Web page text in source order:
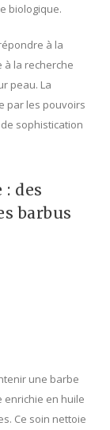
biologique.
à la
à la recherche
peau. La
par les pouvoirs
sophistication
des
barbus
une barbe
enrichie en huile
Ce soin nettoie